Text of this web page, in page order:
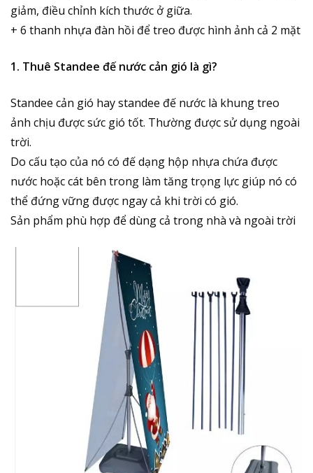
giảm, điều chỉnh kích thước ở giữa.
+ 6 thanh nhựa đàn hồi để treo được hình ảnh cả 2 mặt
1. Thuê Standee đế nước cản gió là gì?
Standee cản gió hay standee đế nước là khung treo
ảnh chịu được sức gió tốt. Thường được sử dụng ngoài
trời.
Do cấu tạo của nó có đế dạng hộp nhựa chứa được
nước hoặc cát bên trong làm tăng trọng lực giúp nó có
thể đứng vững được ngay cả khi trời có gió.
Sản phẩm phù hợp để dùng cả trong nhà và ngoài trời